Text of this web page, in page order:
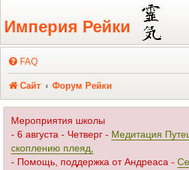
Регистрация
Империя Рейки
FAQ
Сайт Форум Рейки
Мероприятия школы
- 6 августа - Четверг - Медитация
скоплению плеяд,
- Помощь, поддержка от Андреаса -